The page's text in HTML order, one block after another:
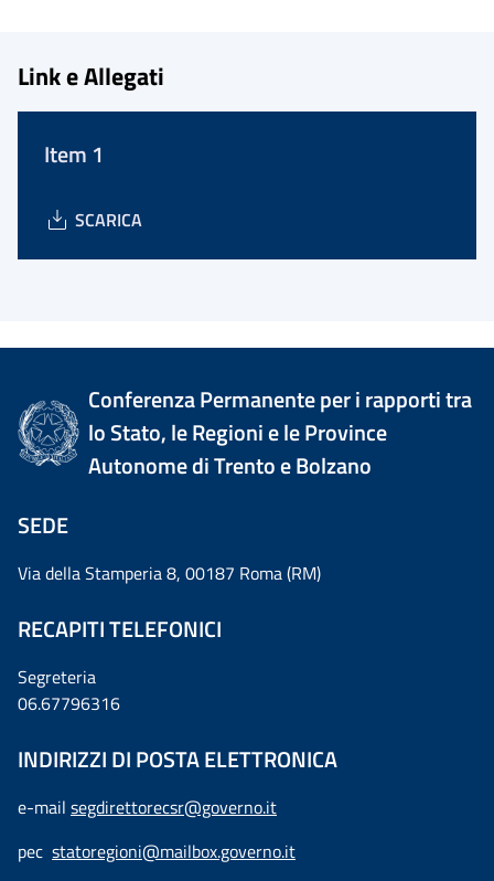
Link e Allegati
Item 1
SCARICA
Conferenza Permanente per i rapporti tra
lo Stato, le Regioni e le Province
Autonome di Trento e Bolzano
SEDE
Via della Stamperia 8, 00187 Roma (RM)
RECAPITI TELEFONICI
Segreteria
06.67796316
INDIRIZZI DI POSTA ELETTRONICA
e-mail segdirettorecsr@governo.it
pec statoregioni@mailbox.governo.it